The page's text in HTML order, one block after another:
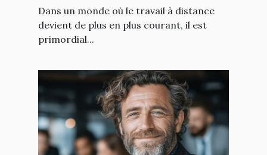
productivité accrue
Dans un monde où le travail à distance
devient de plus en plus courant, il est
primordial...